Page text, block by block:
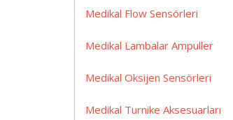
Medikal Flow Sensörleri
Medikal Lambalar Ampuller
Medikal Oksijen Sensörleri
Medikal Turnike Aksesuarları